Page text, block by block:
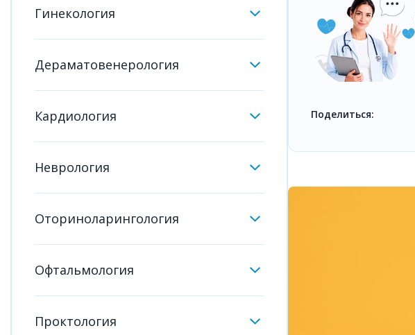
Гинекология
Дераматовенерология
Кардиология
Неврология
Оториноларингология
Офтальмология
Проктология
Поделиться: